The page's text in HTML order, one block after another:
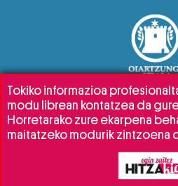
Tokiko informazioa
modu librean kontatzea da
Horretarako zure ekarpena
maitatzeko modurik zintzoena